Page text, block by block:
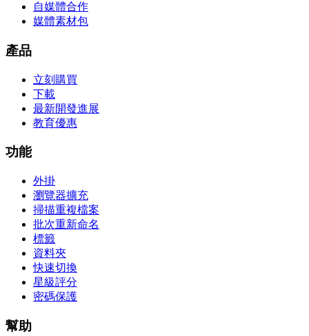
自媒體合作
媒體素材包
產品
立刻購買
下載
最新開發進展
教育優惠
功能
外掛
瀏覽器擴充
掃描重複檔案
批次重新命名
標籤
資料夾
快速切換
星級評分
密碼保護
幫助